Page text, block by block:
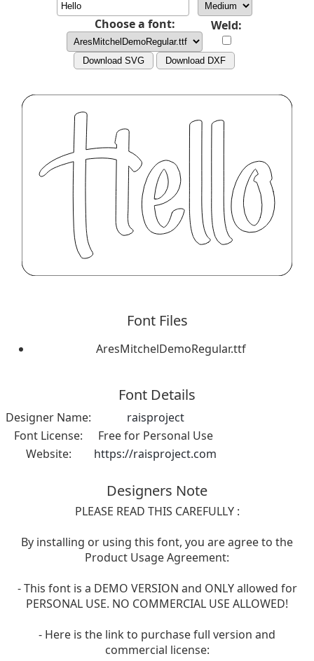
Choose a font: Weld:
Download SVG Download DXF
Font Files
AresMitchelDemoRegular.ttf
Font Details
Designer Name:
raisproject
Font License:
Free for Personal Use
Website:
https://raisproject.com
Designers Note
PLEASE READ THIS CAREFULLY :
By installing or using this font, you are agree to the
Product Usage Agreement:
- This font is a DEMO VERSION and ONLY allowed for
PERSONAL USE. NO COMMERCIAL USE ALLOWED!
- Here is the link to purchase full version and
commercial license: